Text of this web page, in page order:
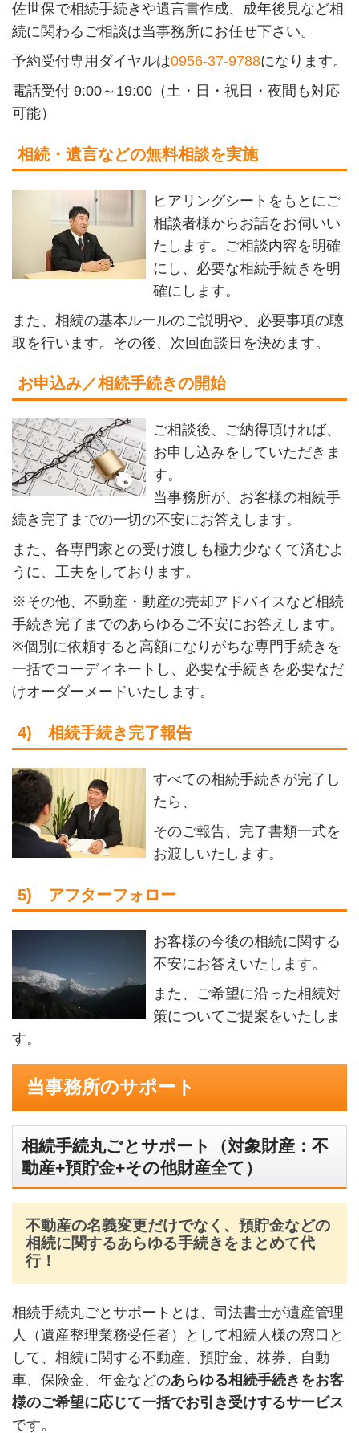
佐世保で相続手続きや遺言書作成、成年後見など相
続に関わるご相談は当事務所にお任せ下さい。
予約受付専用ダイヤルは0956-37-9788になります。
電話受付 9:00～19:00（土・日・祝日・夜間も対応
可能）
相続・遺言などの無料相談を実施
ヒアリングシートをもとにご
相談者様からお話をお伺いい
たします。ご相談内容を明確
にし、必要な相続手続きを明
確にします。
また、相続の基本ルールのご説明や、必要事項の聴
取を行います。その後、次回面談日を決めます。
お申込み／相続手続きの開始
ご相談後、ご納得頂ければ、
お申し込みをしていただきま
す。
当事務所が、お客様の相続手
続き完了までの一切の不安にお答えします。
また、各専門家との受け渡しも極力少なくて済むよ
うに、工夫をしております。
※その他、不動産・動産の売却アドバイスなど相続
手続き完了までのあらゆるご不安にお答えします。
※個別に依頼すると高額になりがちな専門手続きを
一括でコーディネートし、必要な手続きを必要なだ
けオーダーメードいたします。
4) 相続手続き完了報告
すべての相続手続きが完了し
たら、
そのご報告、完了書類一式を
お渡しいたします。
5) アフターフォロー
お客様の今後の相続に関する
不安にお答えいたします。
また、ご希望に沿った相続対
策についてご提案をいたしま
す。
当事務所のサポート
相続手続丸ごとサポート（対象財産：不
動産+預貯金+その他財産全て）
不動産の名義変更だけでなく、預貯金などの
相続に関するあらゆる手続きをまとめて代
行！
相続手続丸ごとサポートとは、司法書士が遺産管理
人（遺産整理業務受任者）として相続人様の窓口と
して、相続に関する不動産、預貯金、株券、自動
車、保険金、年金などのあらゆる相続手続きをお客
様のご希望に応じて一括でお引き受けするサービス
です。